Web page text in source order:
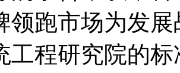
领跑市场为发
工程研究院的